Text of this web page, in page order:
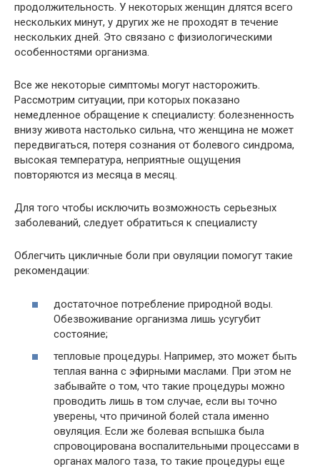
продолжительность. У некоторых женщин длятся всего
нескольких минут, у других же не проходят в течение
нескольких дней. Это связано с физиологическими
особенностями организма.
Все же некоторые симптомы могут насторожить.
Рассмотрим ситуации, при которых показано
немедленное обращение к специалисту: болезненность
внизу живота настолько сильна, что женщина не может
передвигаться, потеря сознания от болевого синдрома,
высокая температура, неприятные ощущения
повторяются из месяца в месяц.
Для того чтобы исключить возможность серьезных
заболеваний, следует обратиться к специалисту
Облегчить цикличные боли при овуляции помогут такие
рекомендации:
достаточное потребление природной воды.
Обезвоживание организма лишь усугубит
состояние;
тепловые процедуры. Например, это может быть
теплая ванна с эфирными маслами. При этом не
забывайте о том, что такие процедуры можно
проводить лишь в том случае, если вы точно
уверены, что причиной болей стала именно
овуляция. Если же болевая вспышка была
спровоцирована воспалительными процессами в
органах малого таза, то такие процедуры еще